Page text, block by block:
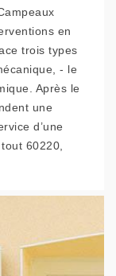
en
trois types
- le
Après le
une
d’une
60220,